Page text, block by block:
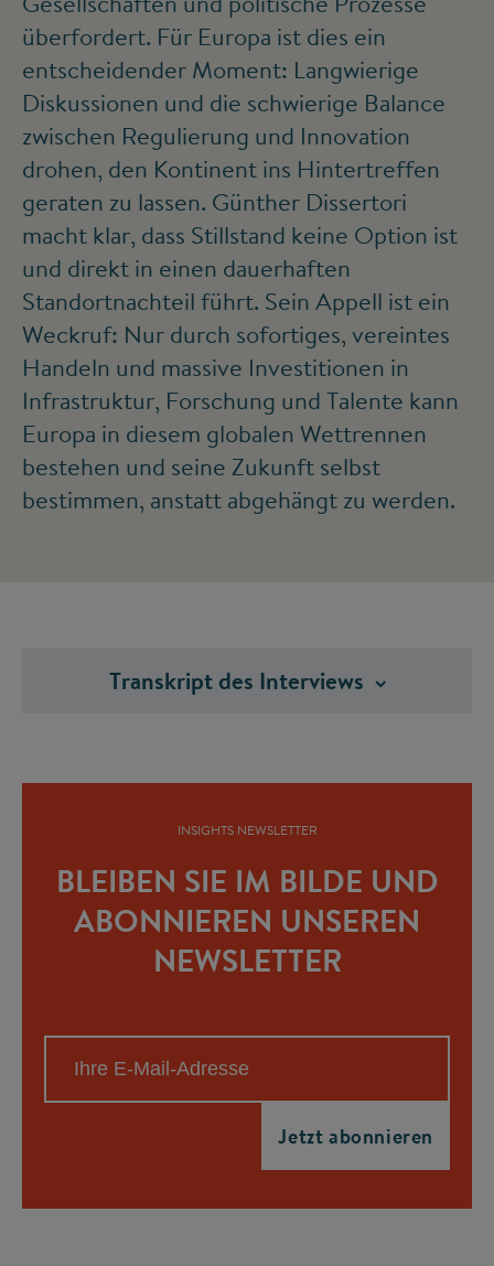
überfordert. Für Europa ist dies ein
entscheidender Moment: Langwierige
Diskussionen und die schwierige Balance
zwischen Regulierung und Innovation
drohen, den Kontinent ins Hintertreffen
geraten zu lassen. Günther Dissertori
macht klar, dass Stillstand keine Option ist
und direkt in einen dauerhaften
Standortnachteil führt. Sein Appell ist ein
Weckruf: Nur durch sofortiges, vereintes
Handeln und massive Investitionen in
Infrastruktur, Forschung und Talente kann
Europa in diesem globalen Wettrennen
bestehen und seine Zukunft selbst
bestimmen, anstatt abgehängt zu werden.
Transkript des Interviews
INSIGHTS NEWSLETTER
BLEIBEN SIE IM BILDE UND
ABONNIEREN UNSEREN
NEWSLETTER